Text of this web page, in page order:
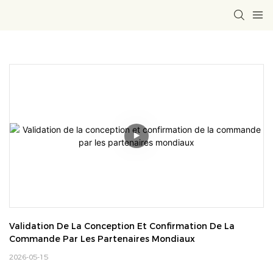
Validation De La Conception Et Confirmation De La
Commande Par Les Partenaires Mondiaux
2026-05-15